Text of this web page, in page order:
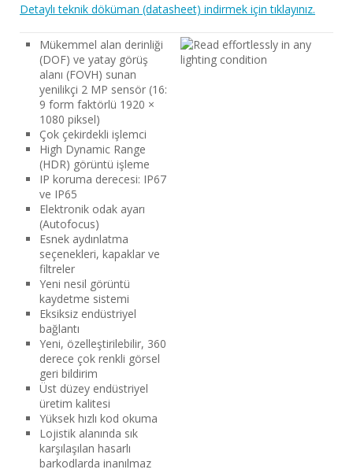
Detaylı teknik döküman (datasheet) indirmek için tıklayınız.
Mükemmel alan derinliği
(DOF) ve yatay görüş
alanı (FOVH) sunan
yenilikçi 2 MP sensör (16:
9 form faktörlü 1920 ×
1080 piksel)
Çok çekirdekli işlemci
High Dynamic Range
(HDR) görüntü işleme
IP koruma derecesi: IP67
ve IP65
Elektronik odak ayarı
(Autofocus)
Esnek aydınlatma
seçenekleri, kapaklar ve
filtreler
Yeni nesil görüntü
kaydetme sistemi
Eksiksiz endüstriyel
bağlantı
Yeni, özelleştirilebilir, 360
derece çok renkli görsel
geri bildirim
Üst düzey endüstriyel
üretim kalitesi
Yüksek hızlı kod okuma
Lojistik alanında sık
karşılaşılan hasarlı
barkodlarda inanılmaz